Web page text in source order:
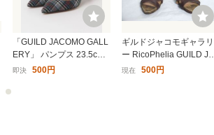
「GUILD JACOMO GALL
ERY」 パンプス 23.5cm
グレー レディース
即決 500円
ギルドジャコモギャラリ
ー RicoPhelia GUILD JA
COMO GALLERY サンダ
現在 500円